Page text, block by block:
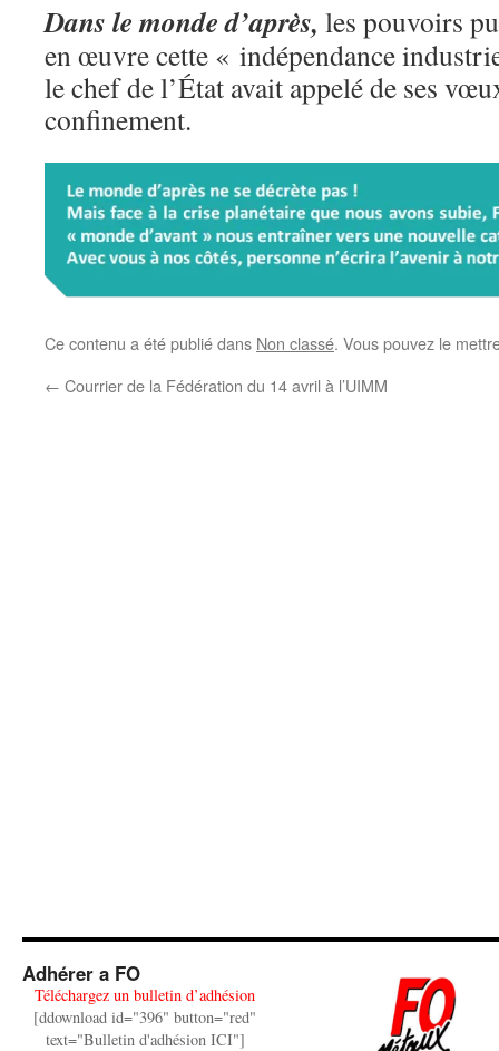
Dans le monde d’après, les pouvoirs
en œuvre cette « indépendance
le chef de l’État avait appelé de ses
confinement.
Ce contenu a été publié dans Non classé. Vous pouvez le
← Courrier de la Fédération du 14 avril à l’UIMM
Adhérer a FO
Téléchargez un bulletin d’adhésion
[ddownload id="396" button="red"
text="Bulletin d'adhésion ICI"]